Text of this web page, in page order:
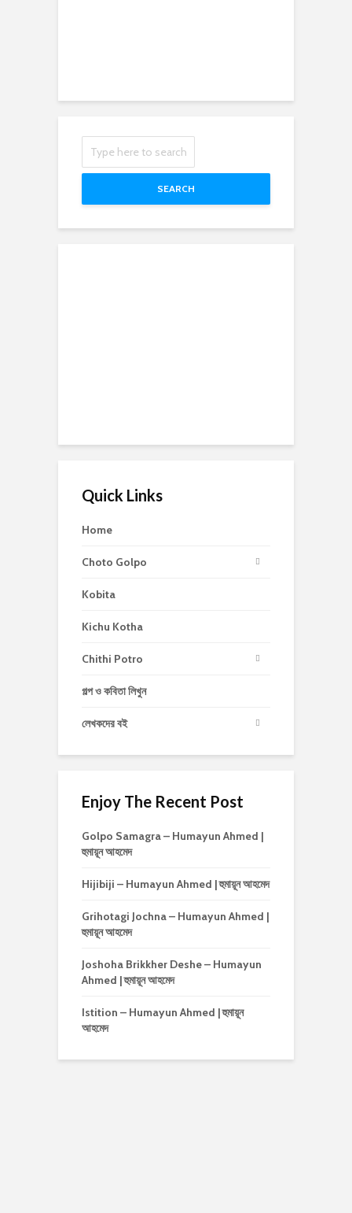
SEARCH
Quick Links
Home
Choto Golpo
Kobita
Kichu Kotha
Chithi Potro
গল্প ও কবিতা লিখুন
লেখকদের বই
Enjoy The Recent Post
Golpo Samagra – Humayun Ahmed |
হুমায়ূন আহমেদ
Hijibiji – Humayun Ahmed | হুমায়ূন আহমেদ
Grihotagi Jochna – Humayun Ahmed |
হুমায়ূন আহমেদ
Joshoha Brikkher Deshe – Humayun
Ahmed | হুমায়ূন আহমেদ
Istition – Humayun Ahmed | হুমায়ূন
আহমেদ